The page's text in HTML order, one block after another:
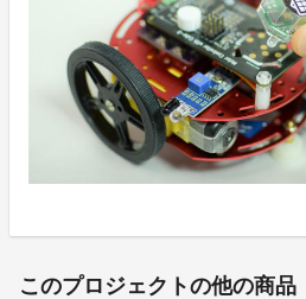
このプロジェクトの他の商品